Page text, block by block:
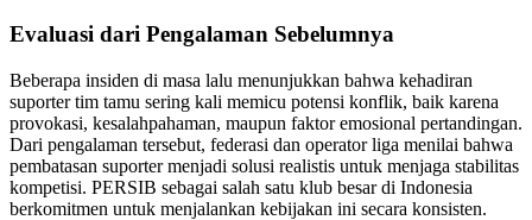
Evaluasi dari Pengalaman Sebelumnya
Beberapa insiden di masa lalu menunjukkan bahwa kehadiran
suporter tim tamu sering kali memicu potensi konflik, baik karena
provokasi, kesalahpahaman, maupun faktor emosional pertandingan.
Dari pengalaman tersebut, federasi dan operator liga menilai bahwa
pembatasan suporter menjadi solusi realistis untuk menjaga stabilitas
kompetisi. PERSIB sebagai salah satu klub besar di Indonesia
berkomitmen untuk menjalankan kebijakan ini secara konsisten.